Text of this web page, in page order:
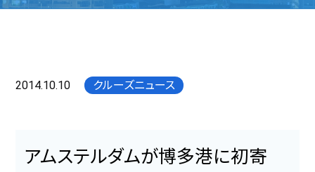
2014.10.10 クルーズニュース
アムステルダムが博多港に初寄